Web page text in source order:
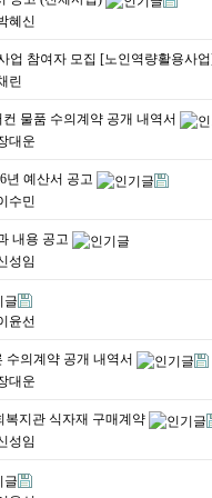
혜신
업 참여자 모집 [노인역량활용사
린
물품 수의계약 공개 내역서
대운
년 예산서 공고
수민
내용 공고
성임
윤선
수의계약 공개 내역서
대운
복지관 식자재 구매계약
성임